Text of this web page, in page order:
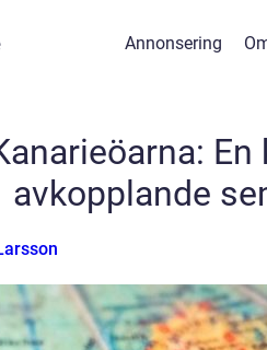
Annonsering
avkopplande